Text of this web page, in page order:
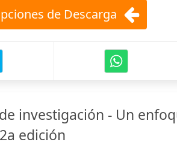
de Descarga
investigación - Un
edición